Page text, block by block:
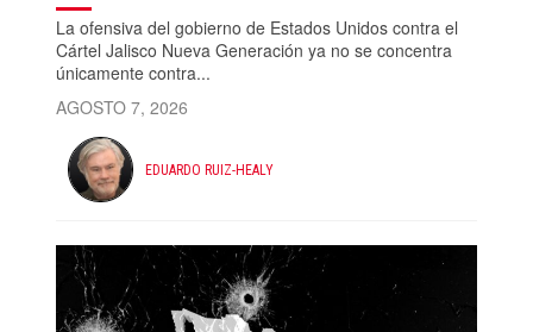
La ofensiva del gobierno de Estados Unidos contra el
Cártel Jalisco Nueva Generación ya no se concentra
únicamente contra...
AGOSTO 7, 2026
EDUARDO RUIZ-HEALY